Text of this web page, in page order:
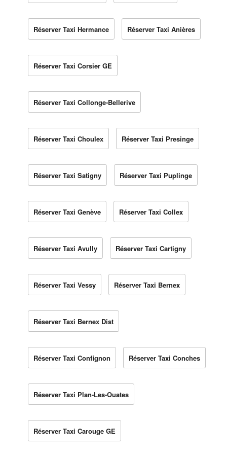
Réserver Taxi Hermance Réserver Taxi Anières
Réserver Taxi Corsier GE
Réserver Taxi Collonge-Bellerive
Réserver Taxi Choulex Réserver Taxi Presinge
Réserver Taxi Satigny Réserver Taxi Puplinge
Réserver Taxi Genève Réserver Taxi Collex
Réserver Taxi Avully Réserver Taxi Cartigny
Réserver Taxi Vessy Réserver Taxi Bernex
Réserver Taxi Bernex Dist
Réserver Taxi Confignon Réserver Taxi Conches
Réserver Taxi Plan-Les-Ouates
Réserver Taxi Carouge GE